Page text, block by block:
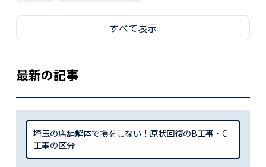
すべて表示
最新の記事
埼玉の店舗解体で損をしない！原状回復のB工事・C
工事の区分